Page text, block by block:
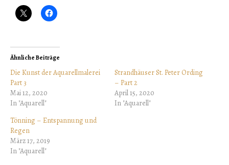
Ähnliche Beiträge
Die Kunst der Aquarellmalerei
Part 3
Mai 12, 2020
In "Aquarell"
Strandhäuser St. Peter Ording
– Part 2
April 15, 2020
In "Aquarell"
Tönning – Entspannung und
Regen
März 17, 2019
In "Aquarell"